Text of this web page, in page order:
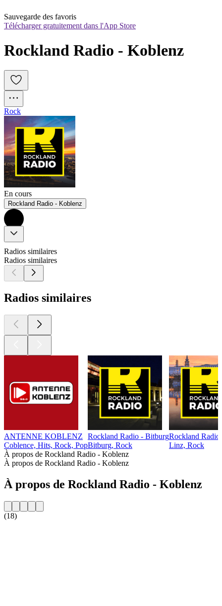
Sauvegarde des favoris
Télécharger gratuitement dans l'App Store
Rockland Radio - Koblenz
Rock
En cours
Rockland Radio - Koblenz
Radios similaires
Radios similaires
Radios similaires
ANTENNE KOBLENZ
Coblence, Hits, Rock, Pop
Rockland Radio - Bitburg
Bitburg, Rock
Rockland
Linz, Rock
À propos de Rockland Radio - Koblenz
À propos de Rockland Radio - Koblenz
À propos de Rockland Radio - Koblenz
(18)